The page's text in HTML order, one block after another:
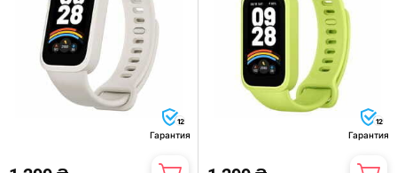
12
Гарантия
12
Гарантия